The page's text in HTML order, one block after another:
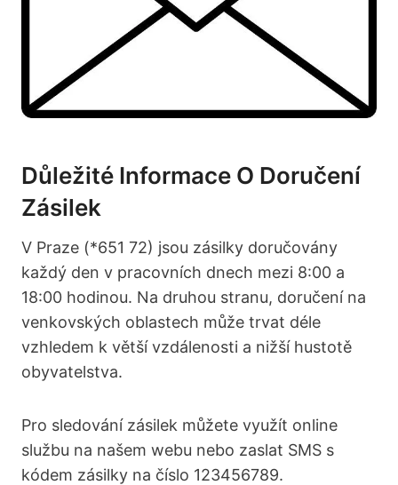
Důležité Informace O Doručení
Zásilek
V Praze (*651 72) jsou zásilky doručovány
každý den v pracovních dnech mezi 8:00 a
18:00 hodinou. Na druhou stranu, doručení na
venkovských oblastech může trvat déle
vzhledem k větší vzdálenosti a nižší hustotě
obyvatelstva.
Pro sledování zásilek můžete využít online
službu na našem webu nebo zaslat SMS s
kódem zásilky na číslo 123456789.